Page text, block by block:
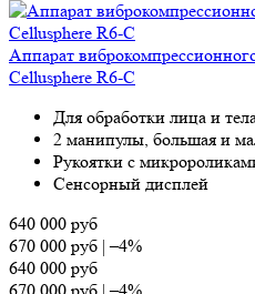
Аппарат
Cellusphere R6-C
Для обработки лица и
2 манипулы, большая и
Рукоятки с
Сенсорный дисплей
640 000 руб
670 000 руб |–4%
640 000 руб